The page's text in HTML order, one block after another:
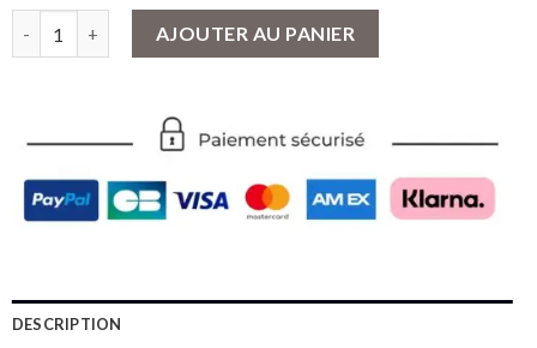
AJOUTER AU PANIER
DESCRIPTION